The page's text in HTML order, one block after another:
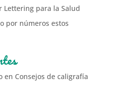
Lettering para la Salud
por números estos
en Consejos de caligrafía